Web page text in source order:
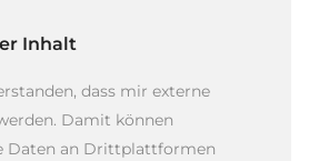
Inhalt
dass mir externe
Damit können
Daten an Drittplattformen